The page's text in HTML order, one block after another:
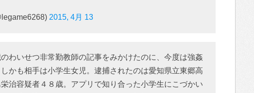
2015, 4月 13
わいせつ非常勤教師の記事をみかけたのに、今度は強姦
かも相手は小学生女児。逮捕されたのは愛知県立東郷高
治容疑者４８歳。アプリで知り合った小学生にこづかい